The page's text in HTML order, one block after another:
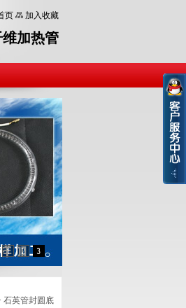
页 加入收藏
加热管
石英管封圆底